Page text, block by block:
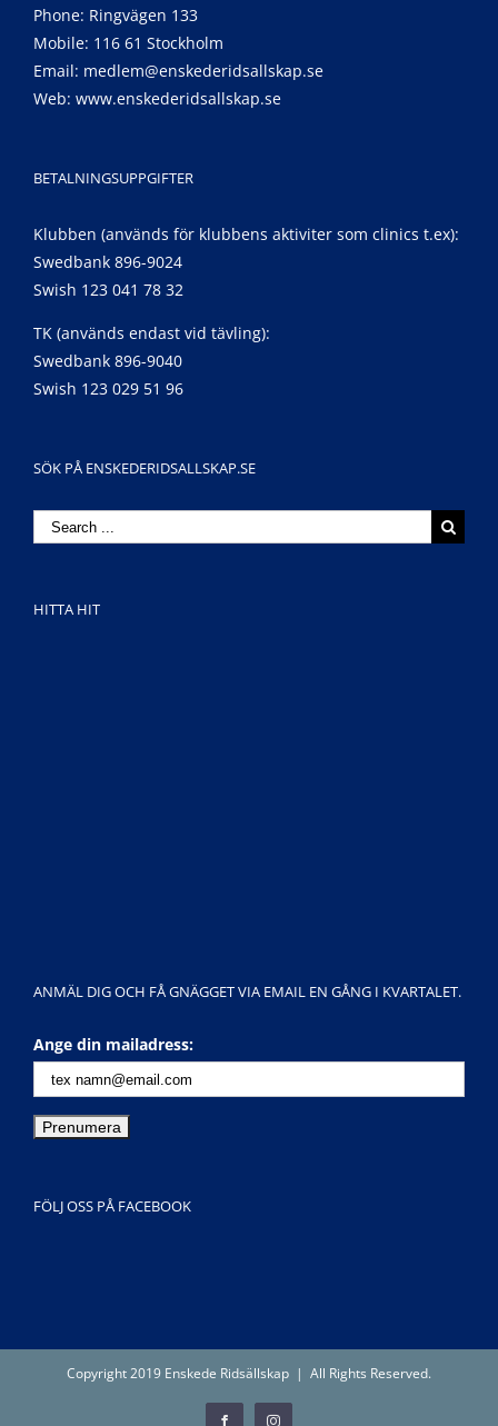
Phone: Ringvägen 133
Mobile: 116 61 Stockholm
Email: medlem@enskederidsallskap.se
Web: www.enskederidsallskap.se
BETALNINGSUPPGIFTER
Klubben (används för klubbens aktiviter som clinics t.ex):
Swedbank 896-9024
Swish 123 041 78 32
TK (används endast vid tävling):
Swedbank 896-9040
Swish 123 029 51 96
SÖK PÅ ENSKEDERIDSALLSKAP.SE
Search
HITTA HIT
ANMÄL DIG OCH FÅ GNÄGGET VIA EMAIL EN GÅNG I KVARTALET.
Ange din mailadress:
FÖLJ OSS PÅ FACEBOOK
Copyright 2019 Enskede Ridsällskap | All Rights Reserved.
FacebookInstagram